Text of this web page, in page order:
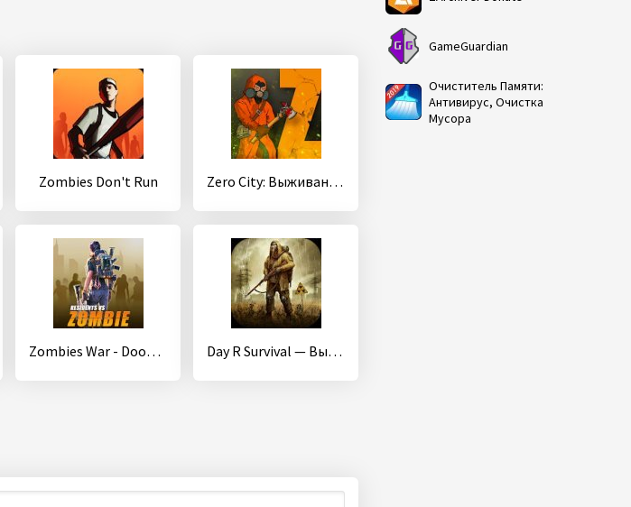
GameGuardian
Очиститель Памяти:
Антивирус, Очистка
Мусора
Zombies Don't Run Zero City: Выживание в убежище в зомби апокалипсис
Zombies War - Doomsday Survival Simulator Games Day R Survival — Выживание в Апокалипсис СССР